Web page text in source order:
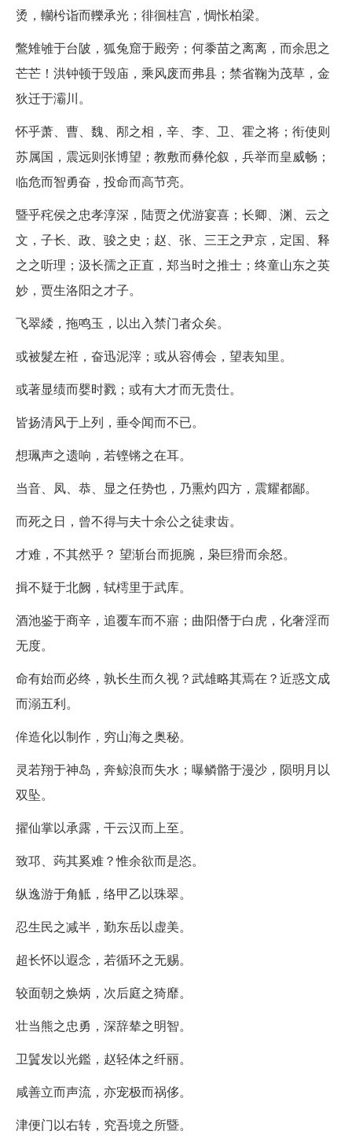
烫，轥枍诣而轢承光；徘徊桂宫，惆怅柏梁。
鷩雉雊于台陂，狐兔窟于殿旁；何黍苗之离离，而余思之
芒芒！洪钟顿于毁庙，乘风废而弗县；禁省鞠为茂草，金
狄迁于灞川。
怀乎萧、曹、魏、邴之相，辛、李、卫、霍之将；衔使则
苏属国，震远则张博望；教敷而彝伦叙，兵举而皇威畅；
临危而智勇奋，投命而高节亮。
暨乎秺侯之忠孝淳深，陆贾之优游宴喜；长卿、渊、云之
文，子长、政、骏之史；赵、张、三王之尹京，定国、释
之之听理；汲长孺之正直，郑当时之推士；终童山东之英
妙，贾生洛阳之才子。
飞翠緌，拖鸣玉，以出入禁门者众矣。
或被髮左袵，奋迅泥滓；或从容傅会，望表知里。
或著显绩而婴时戮；或有大才而无贵仕。
皆扬清风于上列，垂令闻而不已。
想珮声之遗响，若铿锵之在耳。
当音、凤、恭、显之任势也，乃熏灼四方，震耀都鄙。
而死之日，曾不得与夫十余公之徒隶齿。
才难，不其然乎？ 望渐台而扼腕，枭巨猾而余怒。
揖不疑于北阙，轼樗里于武库。
酒池鉴于商辛，追覆车而不寤；曲阳僭于白虎，化奢淫而
无度。
命有始而必终，孰长生而久视？武雄略其焉在？近惑文成
而溺五利。
侔造化以制作，穷山海之奥秘。
灵若翔于神岛，奔鲸浪而失水；曝鳞骼于漫沙，陨明月以
双坠。
擢仙掌以承露，干云汉而上至。
致邛、蒟其奚难？惟余欲而是恣。
纵逸游于角觝，络甲乙以珠翠。
忍生民之减半，勤东岳以虚美。
超长怀以遐念，若循环之无赐。
较面朝之焕炳，次后庭之猗靡。
壮当熊之忠勇，深辞辇之明智。
卫鬒发以光鑑，赵轻体之纤丽。
咸善立而声流，亦宠极而祸侈。
津便门以右转，究吾境之所暨。